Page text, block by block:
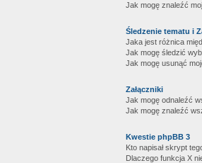
Jak mogę znaleźć
Śledzenie tematu i
Jaka jest różnica
Jak mogę śledzić
Jak mogę usunąć
Załączniki
Jak mogę odnaleźć
Jak mogę znaleźć
Kwestie phpBB 3
Kto napisał skrypt
Dlaczego funkcja X